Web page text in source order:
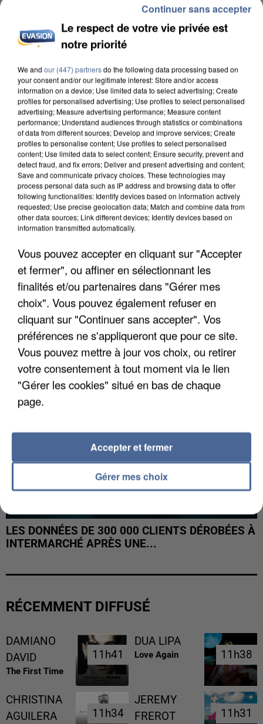
UN SECOND CADRE DE LA DZ MAFIA
INTERPELLÉ EN ALGÉRIE
UNE TOURISTE DE L’OISE EMPORTÉE PAR UNE
COULÉE DE BOUE EN HAUTE-SAVOIE
LES DONNÉES DE 300 000 CLIENTS DÉROBÉES À
INTERMARCHÉ APRÈS UNE...
RÉCEMMENT DIFFUSÉ
DAMIANO
DAVID
The First Time
11h41
11h41
DUA LIPA
Love Again 11h38
11h38
CHRISTINA
AGUILERA
11h34
11h34
JEREMY
FREROT
11h31
11h31
Le respect de votre vie privée est
notre priorité
We and our (447) partnersdo the following data processing based on
your consent and/or our legitimate interest: Store and/or access
information on a device; Use limited data to select advertising; Create
profiles for personalised advertising; Use profiles to select personalised
advertising; Measure advertising performance; Measure content
performance; Understand audiences through statistics or combinations
of data from different sources; Develop and improve services; Create
profiles to personalise content; Use profiles to select personalised
content; Use limited data to select content; Ensure security, prevent and
detect fraud, and fix errors; Deliver and present advertising and content;
Save and communicate privacy choices. These technologies may
process personal data such as IP address and browsing data to offer
following functionalities: Identify devices based on information actively
requested; Use precise geolocation data; Match and combine data from
other data sources; Link different devices; Identify devices based on
information transmitted automatically.
Vous pouvez accepter en cliquant sur "Accepter
et fermer", ou affiner en sélectionnant les
finalités et/ou partenaires dans "Gérer mes
choix". Vous pouvez également refuser en
cliquant sur "Continuer sans accepter". Vos
préférences ne s'appliqueront que pour ce site.
Vous pouvez mettre à jour vos choix, ou retirer
votre consentement à tout moment via le lien
"Gérer les cookies" situé en bas de chaque
page.
Gérer mes choix
Accepter et fermer
Continuer sans accepter